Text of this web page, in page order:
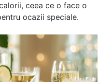
ceea ce o face o
ocazii speciale.